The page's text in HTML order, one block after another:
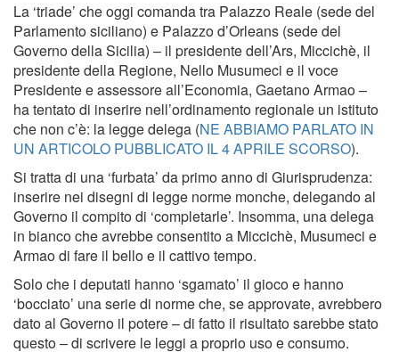
La ‘triade’ che oggi comanda tra Palazzo Reale (sede del
Parlamento siciliano) e Palazzo d’Orleans (sede del
Governo della Sicilia) – il presidente dell’Ars, Miccichè, il
presidente della Regione, Nello Musumeci e il voce
Presidente e assessore all’Economia, Gaetano Armao –
ha tentato di inserire nell’ordinamento regionale un istituto
che non c’è: la legge delega (NE ABBIAMO PARLATO IN
UN ARTICOLO PUBBLICATO IL 4 APRILE SCORSO).
Si tratta di una ‘furbata’ da primo anno di Giurisprudenza:
inserire nei disegni di legge norme monche, delegando al
Governo il compito di ‘completarle’. Insomma, una delega
in bianco che avrebbe consentito a Miccichè, Musumeci e
Armao di fare il bello e il cattivo tempo.
Solo che i deputati hanno ‘sgamato’ il gioco e hanno
‘bocciato’ una serie di norme che, se approvate, avrebbero
dato al Governo il potere – di fatto il risultato sarebbe stato
questo – di scrivere le leggi a proprio uso e consumo.